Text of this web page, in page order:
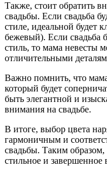
Также, стоит обратить
свадьбы. Если свадьба
стиле, идеальной будет
бежевый). Если свадьба
стиль, то мама невесты
отличительными
Важно помнить, что
который будет
быть элегантной и
внимания на свадьбе.
В итоге, выбор цвета
гармоничным и
свадьбы. Таким
стильное и завершенное